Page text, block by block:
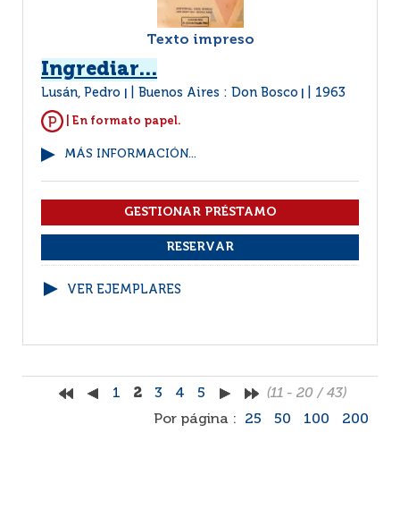
Texto impreso
Ingrediar...
Lusán, Pedro Buenos Aires : Don Bosco 1963
| En formato papel.
MÁS INFORMACIÓN...
VER EJEMPLARES
1 2 3 4 5
(11 - 20 / 43)
Por página :
25 50 100 200